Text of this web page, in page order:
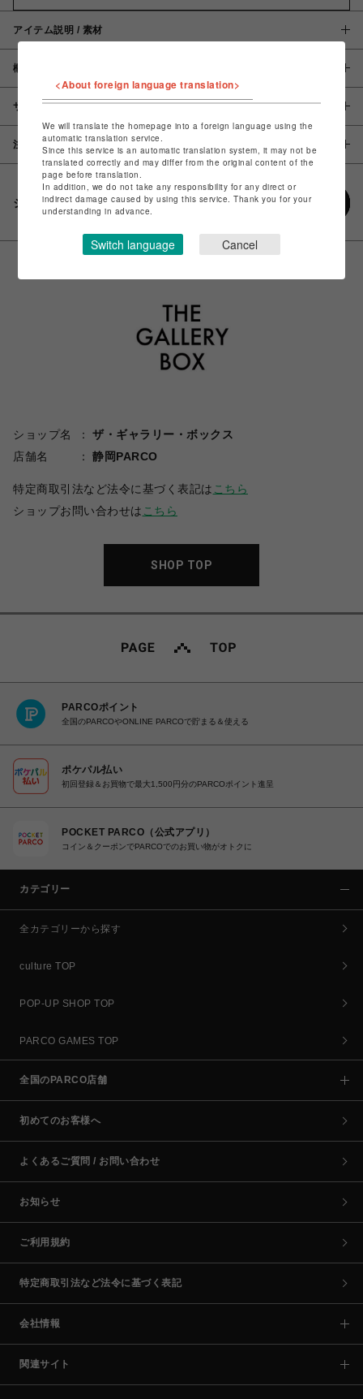
アイテム説明 / 素材
概要
サイズ
注意事項
シェアする
ショップ名
ザ・ギャラリー・ボックス
店舗名
静岡PARCO
特定商取引法など法令に基づく表記は こちら
ショップお問い合わせは こちら
SHOP TOP
PARCOポイント
全国のPARCOやONLINE PARCOで貯まる＆使える
ポケパル払い
初回登録＆お買物で最大1,500円分のPARCOポイント進呈
POCKET PARCO（公式アプリ）
コイン＆クーポンでPARCOでのお買い物がオトクに
カテゴリー
全カテゴリーから探す
culture TOP
POP-UP SHOP TOP
PARCO GAMES TOP
全国のPARCO店舗
初めてのお客様へ
よくあるご質問 / お問い合わせ
お知らせ
ご利用規約
特定商取引法など法令に基づく表記
会社情報
関連サイト
<About foreign language translation>
We will translate the homepage into a foreign language using the
automatic translation service.
Since this service is an automatic translation system, it may not be
translated correctly and may differ from the original content of the
page before translation.
In addition, we do not take any responsibility for any direct or
indirect damage caused by using this service. Thank you for your
understanding in advance.
Switch language Cancel